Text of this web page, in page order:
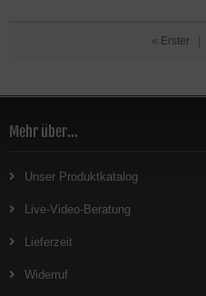
« Erster
Mehr über...
Unser Produktkatalog
Live-Video-Beratung
Lieferzeit
Widerruf